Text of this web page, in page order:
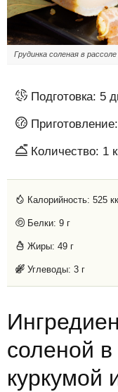
Грудинка соленая в
Подготовка: 5
Приготовление:
Количество: 1
Калорийность: 525
Белки: 9 г
Жиры: 49 г
Углеводы: 3 г
соленой
куркумой